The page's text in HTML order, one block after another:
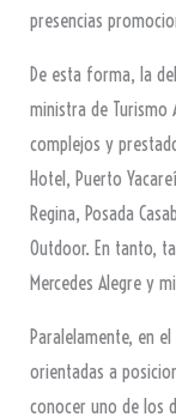
presencias
De esta forma, la
ministra de Turismo
complejos y
Hotel, Puerto
Regina, Posada
Outdoor. En tanto,
Mercedes Alegre y
Paralelamente, en
orientadas a
conocer uno de los